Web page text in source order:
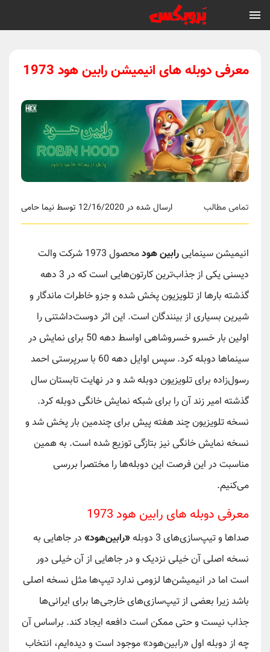
معرفی دوبله های انیمیشن رابین هود 1973
ارسال شده در 12/16/2020 توسط نیما حامی تمامی مطالب
انیمیشن سینماییرابین هود
محصول 1973 شرکت والت
دیسنی یکی از جذاب‌ترین کارتون‌هایی است که در 3 دهه
گذشته بارها از تلویزیون پخش شده و جزو خاطرات ماندگار و
شیرین بسیاری از بینندگان است. این اثر دوست‌داشتنی را
اولین بار خسرو خسروشاهی اواسط دهه 50 برای نمایش در
سینماها دوبله کرد. سپس اوایل دهه 60 با سرپرستی احمد
رسول‌زاده برای تلویزیون دوبله شد و در نهایت تابستان سال
گذشته امیر زند آن را برای شبکه نمایش خانگی دوبله کرد.
نسخه تلویزیون چند هفته پیش برای چندمین بار پخش شد و
نسخه نمایش خانگی نیز بتازگی توزیع شده است. به همین
مناسبت در این فرصت این دوبله‌ها را مختصرا بررسی
می‌کنیم.
معرفی دوبله های رابین هود 1973
صداها و تیپ‌سازی‌های 3 دوبله «رابین‌هود» در جاهایی به
نسخه‌ اصلی آن خیلی نزدیک و در جاهایی از آن خیلی دور
است اما در انیمیشن‌ها لزومی ندارد تیپ‌ها مثل نسخه اصلی
باشد زیرا بعضی از تیپ‌سازی‌های خارجی‌ها برای ایرانی‌ها
جذاب نیست و حتی ممکن است دافعه ایجاد کند. براساس آن
چه از دوبله اول «رابین‌هود» موجود است و دیده‌ایم، انتخاب